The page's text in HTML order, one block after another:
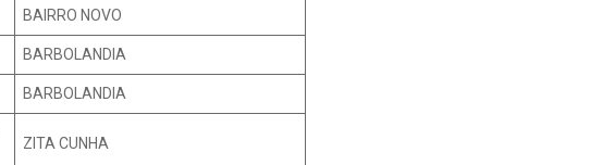
BAIRRO NOVO
BARBOLANDIA
BARBOLANDIA
ZITA CUNHA